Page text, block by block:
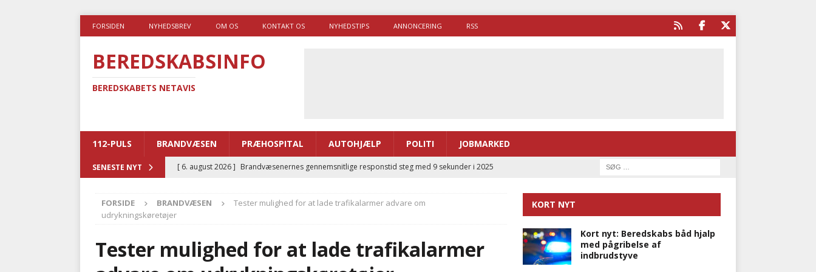
FORSIDEN NYHEDSBREV OM OS KONTAKT OS NYHEDSTIPS ANNONCERING RSS
BEREDSKABSINFO
BEREDSKABETS NETAVIS
112-PULS BRANDVÆSEN PRÆHOSPITAL AUTOHJÆLP POLITI JOBMARKED
SENESTE NYT [ 6. august 2026 ] Brandvæsenernes gennemsnitlige responstid steg med 9 sekunder i 2025
[ 5. august 2026 ] Advarer: Udløb af sygetransporttilladelser kan sende 400.000 kørsler over
[ 5. august 2026 ] Ny ambulance og el-sygetransportvogn til Samsø
PRÆHOSPITAL
[ 4. august 2026 ] Brandvæsenerne brugte lidt længere tid på at komme af sted i 2025
FORSIDE BRANDVÆSEN
Tester mulighed for at lade trafikalarmer advare om
udrykningskøretøjer
Tester mulighed for at lade trafikalarmer
KORT NYT
Kort nyt: Beredskabs båd hjalp
med pågribelse af
indbrudstyve